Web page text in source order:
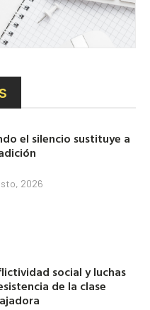
el silencio sustituye a
2026
social y luchas
de la clase